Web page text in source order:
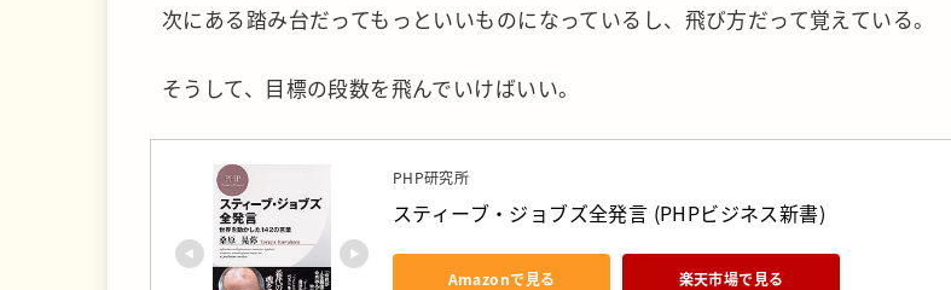
次にある踏み台だってもっといいものになっているし、飛び方だって覚えている。
そうして、目標の段数を飛んでいけばいい。
PHP研究所
スティーブ・ジョブズ全発言 (PHPビジネス新書)
Amazonで見る 楽天市場で見る